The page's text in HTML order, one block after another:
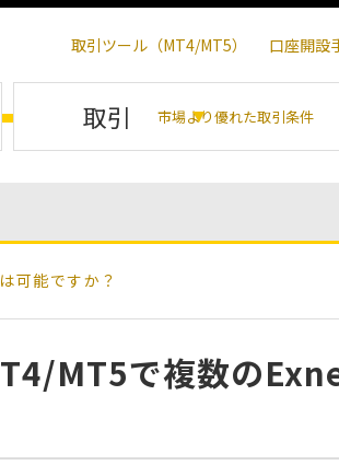
取引ツール（MT4/MT5） 口座開設
取引 市場より優れた取引条件
可能ですか？
MT5で複数の